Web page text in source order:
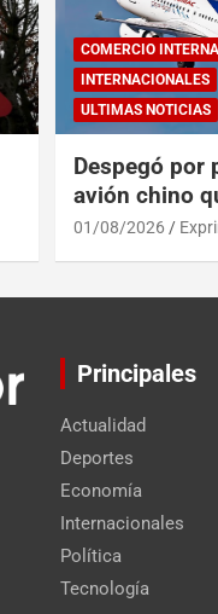
COMERCIO
INTERNACIONALES
ULTIMAS NOTICIAS
Despegó por
avión chino
reinado del
01/08/2026
Principales
Actualidad
Deportes
Economía
Internacionales
Política
Tecnología